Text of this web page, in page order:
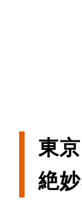
東
絶